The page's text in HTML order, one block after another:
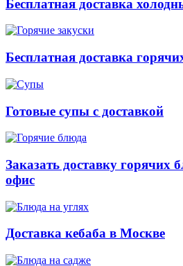
Бесплатная доставка
Бесплатная доставка
Готовые супы с доставкой
Заказать доставку горячих
офис
Доставка кебаба в Москве